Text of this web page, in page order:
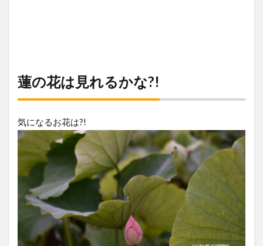
蓮の花は見れるかな?!
気になるお花は?!